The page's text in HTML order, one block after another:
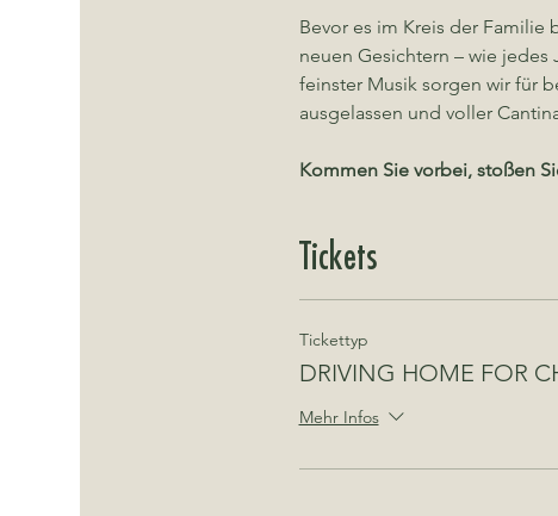
Bevor es im Kreis der
neuen Gesichtern – wie
feinster Musik sorgen wir für
ausgelassen und voller
Kommen Sie vorbei, stoßen
Tickets
Tickettyp
DRIVING HOME FOR
Mehr Infos